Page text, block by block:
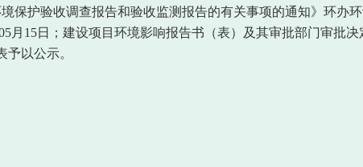
保护验收调查报告和验收监测报告的有关事项的通知》环办环
月15日；建设项目环境影响报告书（表）及其审批部门审批
以公示。